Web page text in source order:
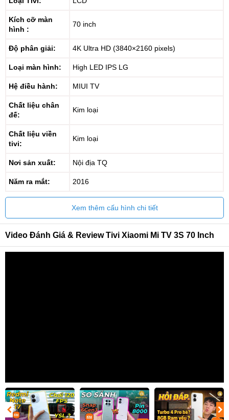
Kích cỡ màn
hình :
70 inch
Độ phân giải: 4K Ultra HD (3840×2160 pixels)
Loại màn hình: High LED IPS LG
Hệ điều hành: MIUI TV
Chất liệu chân
đế:
Kim loại
Chất liệu viền
tivi:
Kim loại
Nơi sản xuất: Nội địa TQ
Năm ra mắt: 2016
Xem thêm cấu hình chi tiết
Video Đánh Giá & Review Tivi Xiaomi Mi TV 3S 70 Inch